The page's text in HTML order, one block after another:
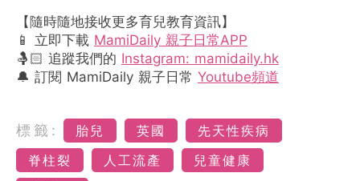
【隨時隨地接收更多育兒教育資訊】
📱 立即下載 MamiDaily 親子日常APP
🤱🏻 追蹤我們的 Instagram: mamidaily.hk
🔔 訂閱 MamiDaily 親子日常 Youtube頻道
標籤: 胎兒 英國
先天性疾病
脊柱裂
人工流產
兒童健康